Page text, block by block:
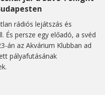
rádiós lejátszás és
És persze egy előadó, a svéd
án az Akvárium Klubban ad
pályafutásának